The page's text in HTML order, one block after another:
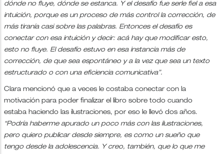
dónde no fluye, dónde se estanca. Y el desafío fue serle fiel a esa
intuición, porque es un proceso de más control la corrección, de
más tiranía casi sobre las palabras. Entonces el desafío es
conectar con esa intuición y decir: acá hay que modificar esto,
esto no fluye. El desafío estuvo en esa instancia más de
corrección, de que sea espontáneo y a la vez que sea un texto
estructurado o con una eficiencia comunicativa”.
Clara mencionó que a veces le costaba conectar con la
motivación para poder finalizar el libro sobre todo cuando
estaba haciendo las ilustraciones, por eso le llevó dos años.
“Podría haberme apurado un poco más con las ilustraciones,
pero quiero publicar desde siempre, es como un sueño que
tengo desde la adolescencia. Y creo, también, que lo que me